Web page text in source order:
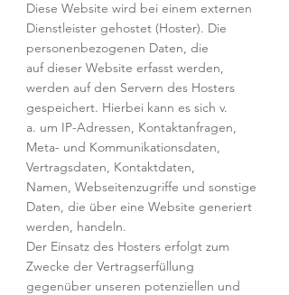
Diese Website wird bei einem externen
Dienstleister gehostet (Hoster). Die
personenbezogenen Daten, die
auf dieser Website erfasst werden,
werden auf den Servern des Hosters
gespeichert. Hierbei kann es sich v.
a. um IP-Adressen, Kontaktanfragen,
Meta- und Kommunikationsdaten,
Vertragsdaten, Kontaktdaten,
Namen, Webseitenzugriffe und sonstige
Daten, die über eine Website generiert
werden, handeln.
Der Einsatz des Hosters erfolgt zum
Zwecke der Vertragserfüllung
gegenüber unseren potenziellen und